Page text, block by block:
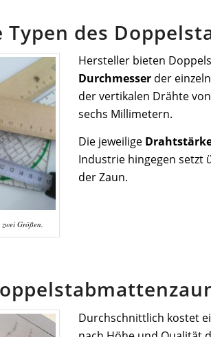
Typen des
Größen.
Hersteller bieten
Durchmesser der
der vertikalen Drähte
sechs Millimetern.
Die jeweilige
Industrie hingegen setzt
der Zaun.
Durchschnittlich kostet